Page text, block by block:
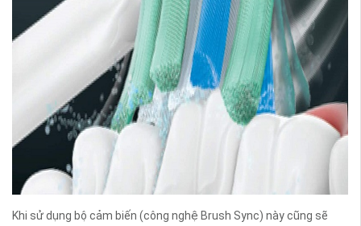
Khi sử dụng bộ cảm biến (công nghệ Brush Sync) này cũng sẽ